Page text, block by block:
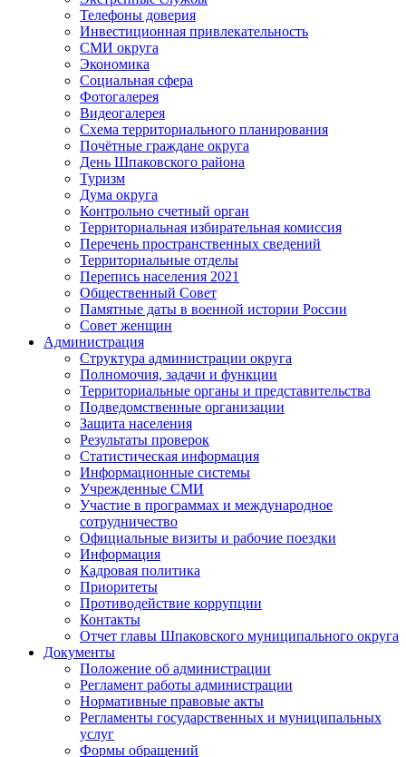
Телефоны доверия
Инвестиционная привлекательность
СМИ округа
Экономика
Социальная сфера
Фотогалерея
Видеогалерея
Схема территориального планирования
Почётные граждане округа
День Шпаковского района
Туризм
Дума округа
Контрольно счетный орган
Территориальная избирательная комиссия
Перечень пространственных сведений
Территориальные отделы
Перепись населения 2021
Общественный Совет
Памятные даты в военной истории России
Совет женщин
Администрация
Структура администрации округа
Полномочия, задачи и функции
Территориальные органы и представительства
Подведомственные организации
Защита населения
Результаты проверок
Статистическая информация
Информационные системы
Учрежденные СМИ
Участие в программах и международное
сотрудничество
Официальные визиты и рабочие поездки
Информация
Кадровая политика
Приоритеты
Противодействие коррупции
Контакты
Отчет главы Шпаковского муниципального округа
Документы
Положение об администрации
Регламент работы администрации
Нормативные правовые акты
Регламенты государственных и муниципальных
услуг
Формы обращений